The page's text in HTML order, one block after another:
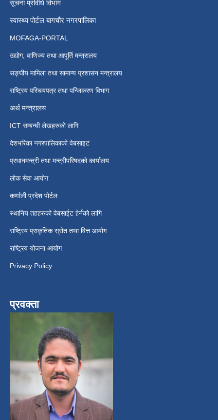
सूचना प्रविधि विभाग
स्वास्थ्य पोर्टल बागचौर नगरपालिका
MOFAGA-PORTAL
उद्योग, वाणिज्य तथा आपूर्ति मन्त्रालय
सङ्घीय मामिला तथा सामान्य प्रशासन मन्त्रालय
राष्ट्रिय परिचयपत्र तथा पन्जिकरण विभाग
अर्थ मन्त्रालय
ICT सम्बन्धी लेखहरुको लागि
देशभरिका नगरपालिकाको वेबसाइट
प्रधानमन्त्री तथा मन्त्रीपरिषदको कार्यालय
लोक सेवा आयोग
कर्णाली प्रदेश पोर्टल
स्थानिय तहहरुको वेबसाईट हेर्नको लागि
राष्ट्रिय प्राकृतिक स्रोत तथा वित्त आयोग
राष्ट्रिय योजना आयोग
Privacy Policy
प्रवक्ता